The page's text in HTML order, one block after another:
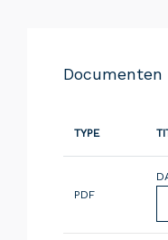
Documenten
TYPE
PDF